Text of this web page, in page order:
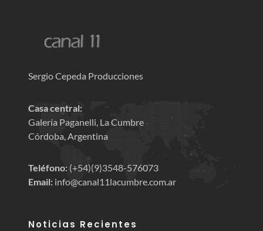
Sergio Cepeda Producciones
Casa central:
Galería Paganelli, La Cumbre
Córdoba, Argentina
Teléfono: (+54)(9)3548-576073
Email: info@canal11lacumbre.com.ar
Noticias Recientes